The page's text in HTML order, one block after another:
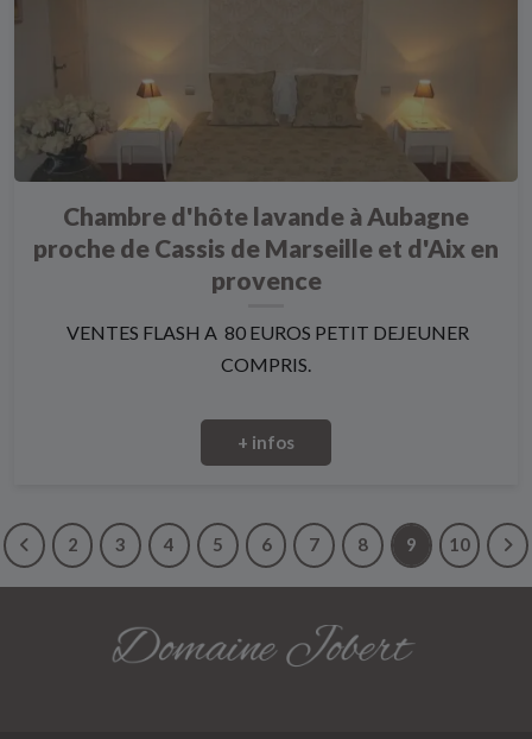
Chambre d'hôte lavande à Aubagne
proche de Cassis de Marseille et d'Aix en
provence
VENTES FLASH A 80 EUROS PETIT DEJEUNER
COMPRIS.
+ infos
2 3 4 5 6 7 8 9 10